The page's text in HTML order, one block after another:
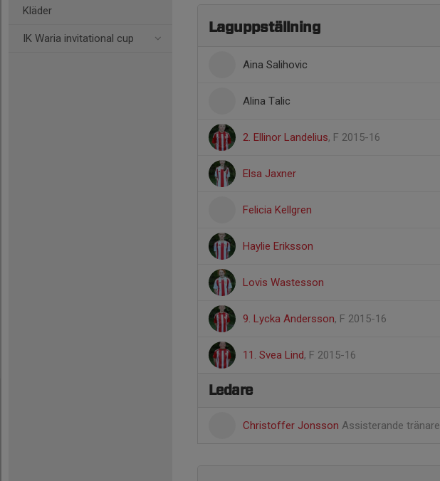
Kläder
IK Waria invitational cup
Laguppställning
Aina Salihovic
Alina Talic
2. Ellinor Landelius, F 2015-16
Elsa Jaxner
Felicia Kellgren
Haylie Eriksson
Lovis Wastesson
9. Lycka Andersson, F 2015-16
11. Svea Lind, F 2015-16
Ledare
Christoffer Jonsson Assisterande tränare